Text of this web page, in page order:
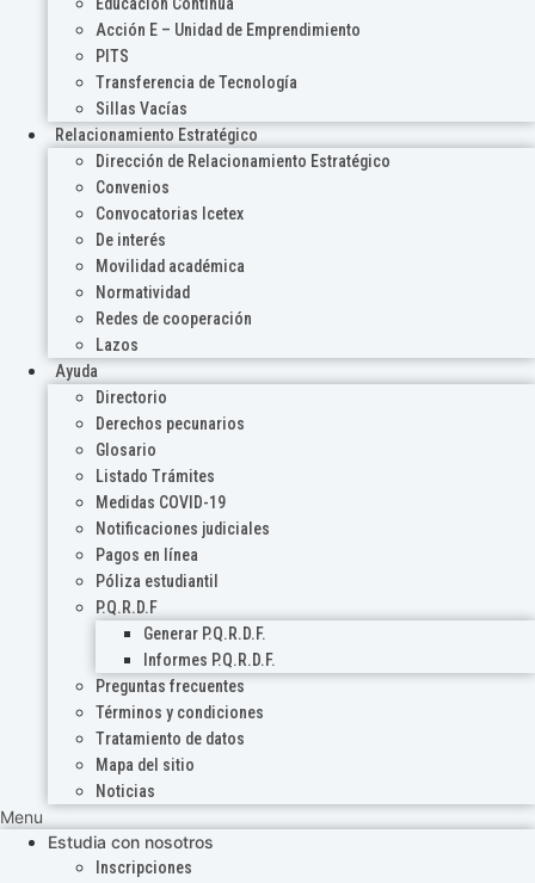
Educación Continua
Acción E – Unidad de Emprendimiento
PITS
Transferencia de Tecnología
Sillas Vacías
Relacionamiento Estratégico
Dirección de Relacionamiento Estratégico
Convenios
Convocatorias Icetex
De interés
Movilidad académica
Normatividad
Redes de cooperación
Lazos
Ayuda
Directorio
Derechos pecunarios
Glosario
Listado Trámites
Medidas COVID-19
Notificaciones judiciales
Pagos en línea
Póliza estudiantil
P.Q.R.D.F
Generar P.Q.R.D.F.
Informes P.Q.R.D.F.
Preguntas frecuentes
Términos y condiciones
Tratamiento de datos
Mapa del sitio
Noticias
Menu
Estudia con nosotros
Inscripciones